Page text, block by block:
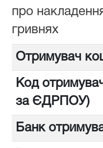
про
гривнях
Отримувач
Код
за ЄДРПОУ)
Банк